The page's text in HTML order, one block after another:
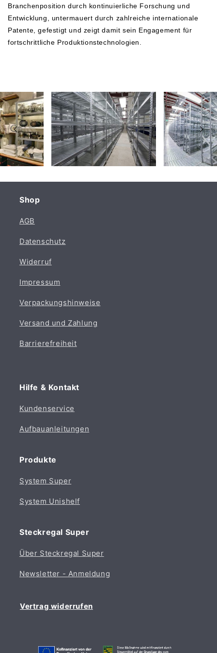
38068 Rovereto
Italy
Telefonnummer: +39 0464 303030
Branchenposition durch kontinuierliche Forschung und
Entwicklung, untermauert durch zahlreiche internationale
Patente, gefestigt und zeigt damit sein Engagement für
fortschrittliche Produktionstechnologien.
Shop
AGB
Datenschutz
Widerruf
Impressum
Verpackungshinweise
Versand und Zahlung
Barrierefreiheit
Hilfe & Kontakt
Kundenservice
Aufbauanleitungen
Produkte
System Super
System Unishelf
Steckregal Super
Über Steckregal Super
Newsletter - Anmeldung
Vertrag widerrufen